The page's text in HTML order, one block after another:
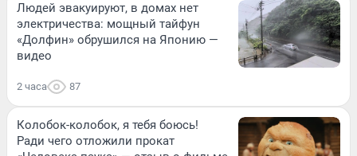
Людей эвакуируют, в домах нет
электричества: мощный тайфун
«Долфин» обрушился на Японию —
видео
2 часа 87
Колобок-колобок, я тебя боюсь!
Ради чего отложили прокат